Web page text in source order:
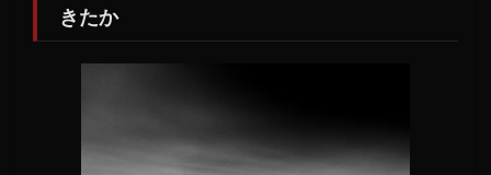
きたか